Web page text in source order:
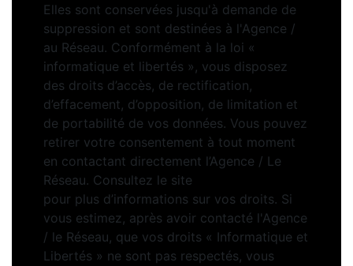
Elles sont conservées jusqu'à demande de
suppression et sont destinées à l'Agence /
au Réseau. Conformément à la loi «
informatique et libertés », vous disposez
des droits d’accès, de rectification,
d’effacement, d’opposition, de limitation et
de portabilité de vos données. Vous pouvez
retirer votre consentement à tout moment
en contactant directement l’Agence / Le
Réseau. Consultez le site
pour plus d’informations sur vos droits. Si
vous estimez, après avoir contacté l'Agence
/ le Réseau, que vos droits « Informatique et
Libertés » ne sont pas respectés, vous